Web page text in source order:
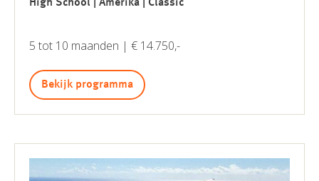
High School | Amerika | Classic
5 tot 10 maanden | € 14.750,-
Bekijk programma